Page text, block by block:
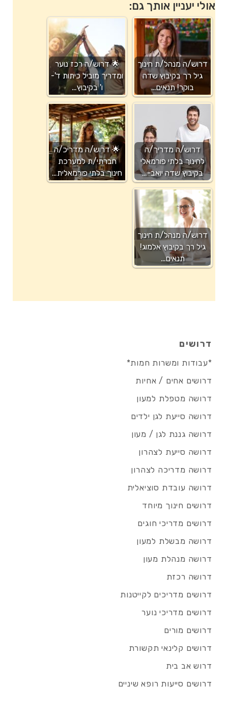
אולי יעניין אותך גם:
דרוש/ה מנהל/ת חינוך
גיל רך בקיבוץ שדה
בוקר! תנאים…
🌟 דרוש/ה רכז נוער
ומדריך מוביל כיתות ד'-
ו' בקיבוץ…
דרוש/ה מדריך/ה
לחינוך בלתי פורמאלי
בקיבוץ שדה יואב-…
🌟 דרוש/ה מדריכ/ה
חברתי/ת למערכת
חינוך בלתי פורמאלית…
דרוש/ה מנהל/ת חינוך
גיל רך בקיבוץ אלמוג!
תנאים…
דרושים
*עבודות ומשרות חמות*
דרושים אחים / אחיות
דרושה מטפלת למעון
דרושה סייעת לגן ילדים
דרושה גננת לגן / מעון
דרושה סייעת לצהרון
דרושה מדריכה לצהרון
דרושה עובדת סוציאלית
דרושים חינוך מיוחד
דרושים מדריכי חוגים
דרושה מבשלת למעון
דרושה מנהלת מעון
דרושה רכזת
דרושים מדריכים לקייטנות
דרושים מדריכי נוער
דרושים מורים
דרושים קלינאי תקשורת
דרוש אב בית
דרושים סייעות רופא שיניים